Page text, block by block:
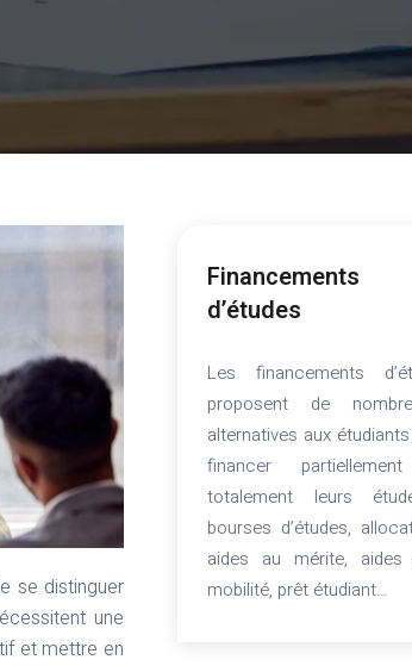
une
et mettre en
Financements
d’études
Les financements
proposent de
alternatives aux
financer
totalement leurs
bourses d’études,
aides au mérite,
mobilité, prêt étudiant…